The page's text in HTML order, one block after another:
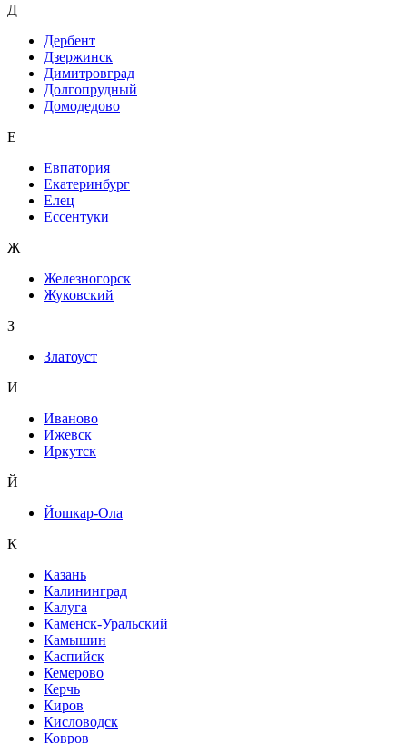
Д
Дербент
Дзержинск
Димитровград
Долгопрудный
Домодедово
Е
Евпатория
Екатеринбург
Елец
Ессентуки
Ж
Железногорск
Жуковский
З
Златоуст
И
Иваново
Ижевск
Иркутск
Й
Йошкар-Ола
К
Казань
Калининград
Калуга
Каменск-Уральский
Камышин
Каспийск
Кемерово
Керчь
Киров
Кисловодск
Ковров